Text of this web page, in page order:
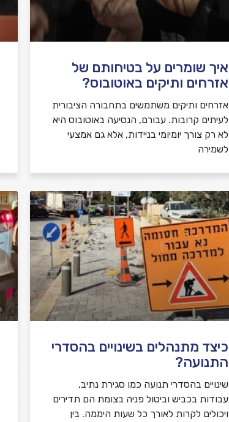
איך שומרים על בטיחותם של
אזרחים ותיקים באוטובוס?
אזרחים ותיקים משתמשים בתחבורה הציבורית
לעיתים קרובות. עבורם, הנסיעה באוטובוס היא
לא רק צורך יומיומי בניידות, אלא גם אמצעי
לשמירה
כיצד מתנהלים בשינויים בהסדרי
התנועה?
שינויים בהסדרי תנועה כמו סגירת נתיב,
עבודות בכביש וביטול פניה בצומת הם תדירים
ויכולים לקרות לאורך כל שעות היממה. בין